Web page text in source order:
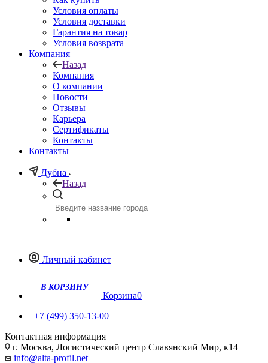
Условия оплаты
Условия доставки
Гарантия на товар
Условия возврата
Компания
Назад
Компания
О компании
Новости
Отзывы
Карьера
Сертификаты
Контакты
Контакты
Дубна
Назад
Личный кабинет
Корзина0
+7 (499) 350-13-00
Контактная информация
г. Москва, Логистический центр Славянский Мир, к14
info@alta-profil.net